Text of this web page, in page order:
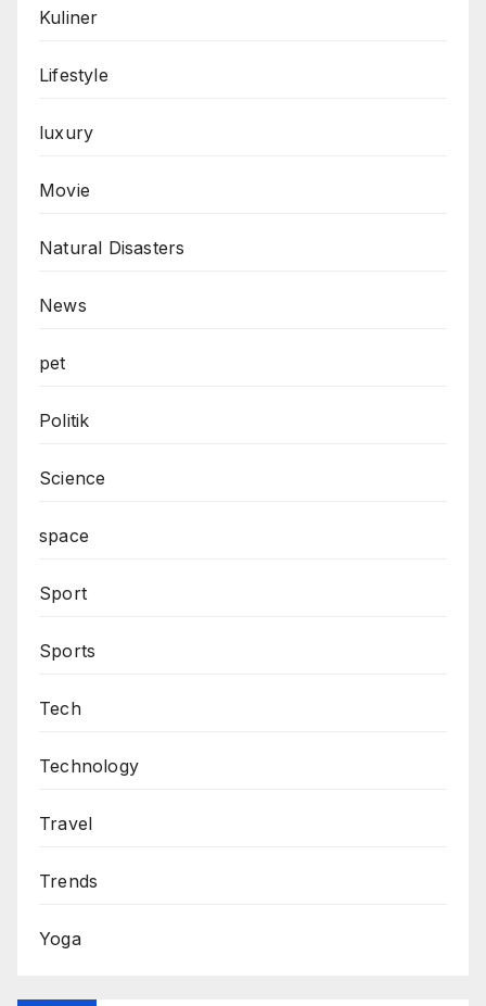
Kuliner
Lifestyle
luxury
Movie
Natural Disasters
News
pet
Politik
Science
space
Sport
Sports
Tech
Technology
Travel
Trends
Yoga